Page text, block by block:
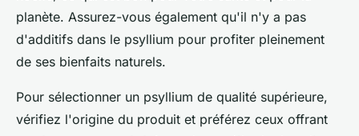
planète. Assurez-vous également qu'il n'y a pas
d'additifs dans le psyllium pour profiter pleinement
de ses bienfaits naturels.
Pour sélectionner un psyllium de qualité supérieure,
vérifiez l'origine du produit et préférez ceux offrant